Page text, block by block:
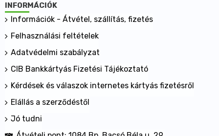
INFORMÁCIÓK
Információk - Átvétel, szállítás, fizetés
Felhasználási feltételek
Adatvédelmi szabályzat
CIB Bankkártyás Fizetési Tájékoztató
Kérdések és válaszok internetes kártyás fizetésről
Elállás a szerződéstől
Jó tudni